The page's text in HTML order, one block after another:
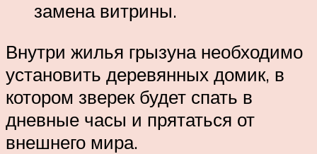
замена витрины.
Внутри жилья грызуна необходимо
установить деревянных домик, в
котором зверек будет спать в
дневные часы и прятаться от
внешнего мира.